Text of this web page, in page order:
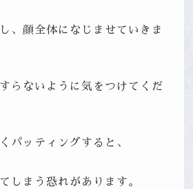
、顔全体になじませていきま
らないように気をつけてくだ
パッティングすると、
しまう恐れがあります。